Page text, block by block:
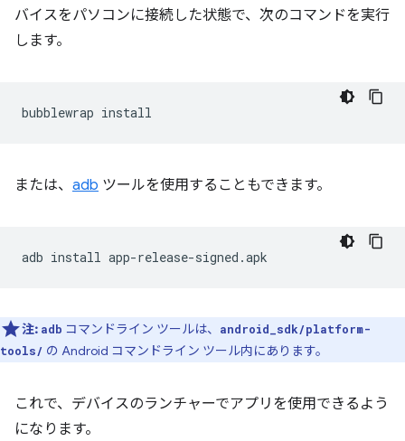
バイスをパソコンに接続した状態で、次のコマンドを実行
します。
bubblewrap
または、 adb ツールを使用することもできます。
adb install
注: adb コマンドライン ツールは、
android_sdk/platform-
tools/ の Android コマンドライン ツール内にあります。
これで、デバイスのランチャーでアプリを使用できるよう
になります。